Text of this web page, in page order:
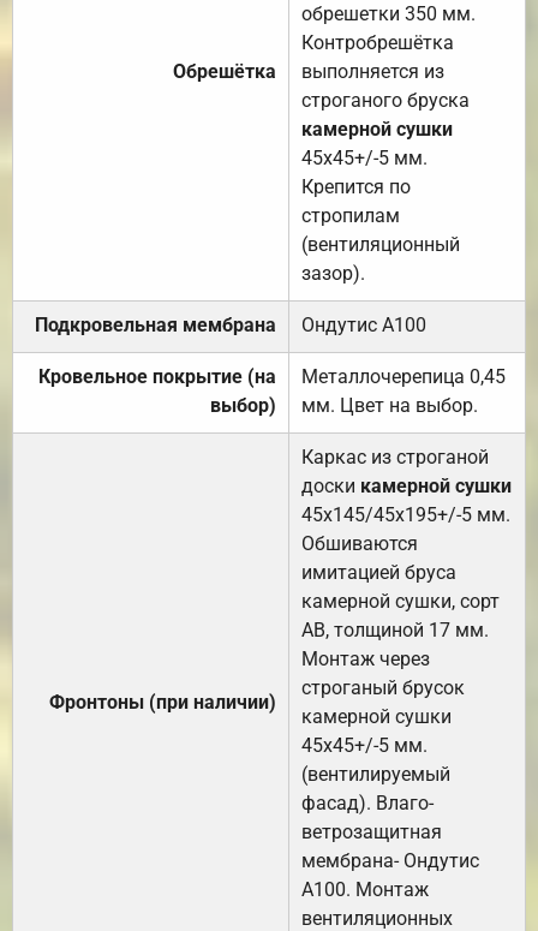
Обрешётка
обрешетки 350 мм.
Контробрешётка
выполняется из
строганого бруска
камерной сушки
45х45+/-5 мм.
Крепится по
стропилам
(вентиляционный
зазор).
Подкровельная мембрана Ондутис А100
Кровельное покрытие (на
выбор)
Металлочерепица 0,45
мм. Цвет на выбор.
Фронтоны (при наличии)
Каркас из строганой
доски камерной сушки
45х145/45х195+/-5 мм.
Обшиваются
имитацией бруса
камерной сушки, сорт
АВ, толщиной 17 мм.
Монтаж через
строганый брусок
камерной сушки
45х45+/-5 мм.
(вентилируемый
фасад). Влаго-
ветрозащитная
мембрана- Ондутис
А100. Монтаж
вентиляционных